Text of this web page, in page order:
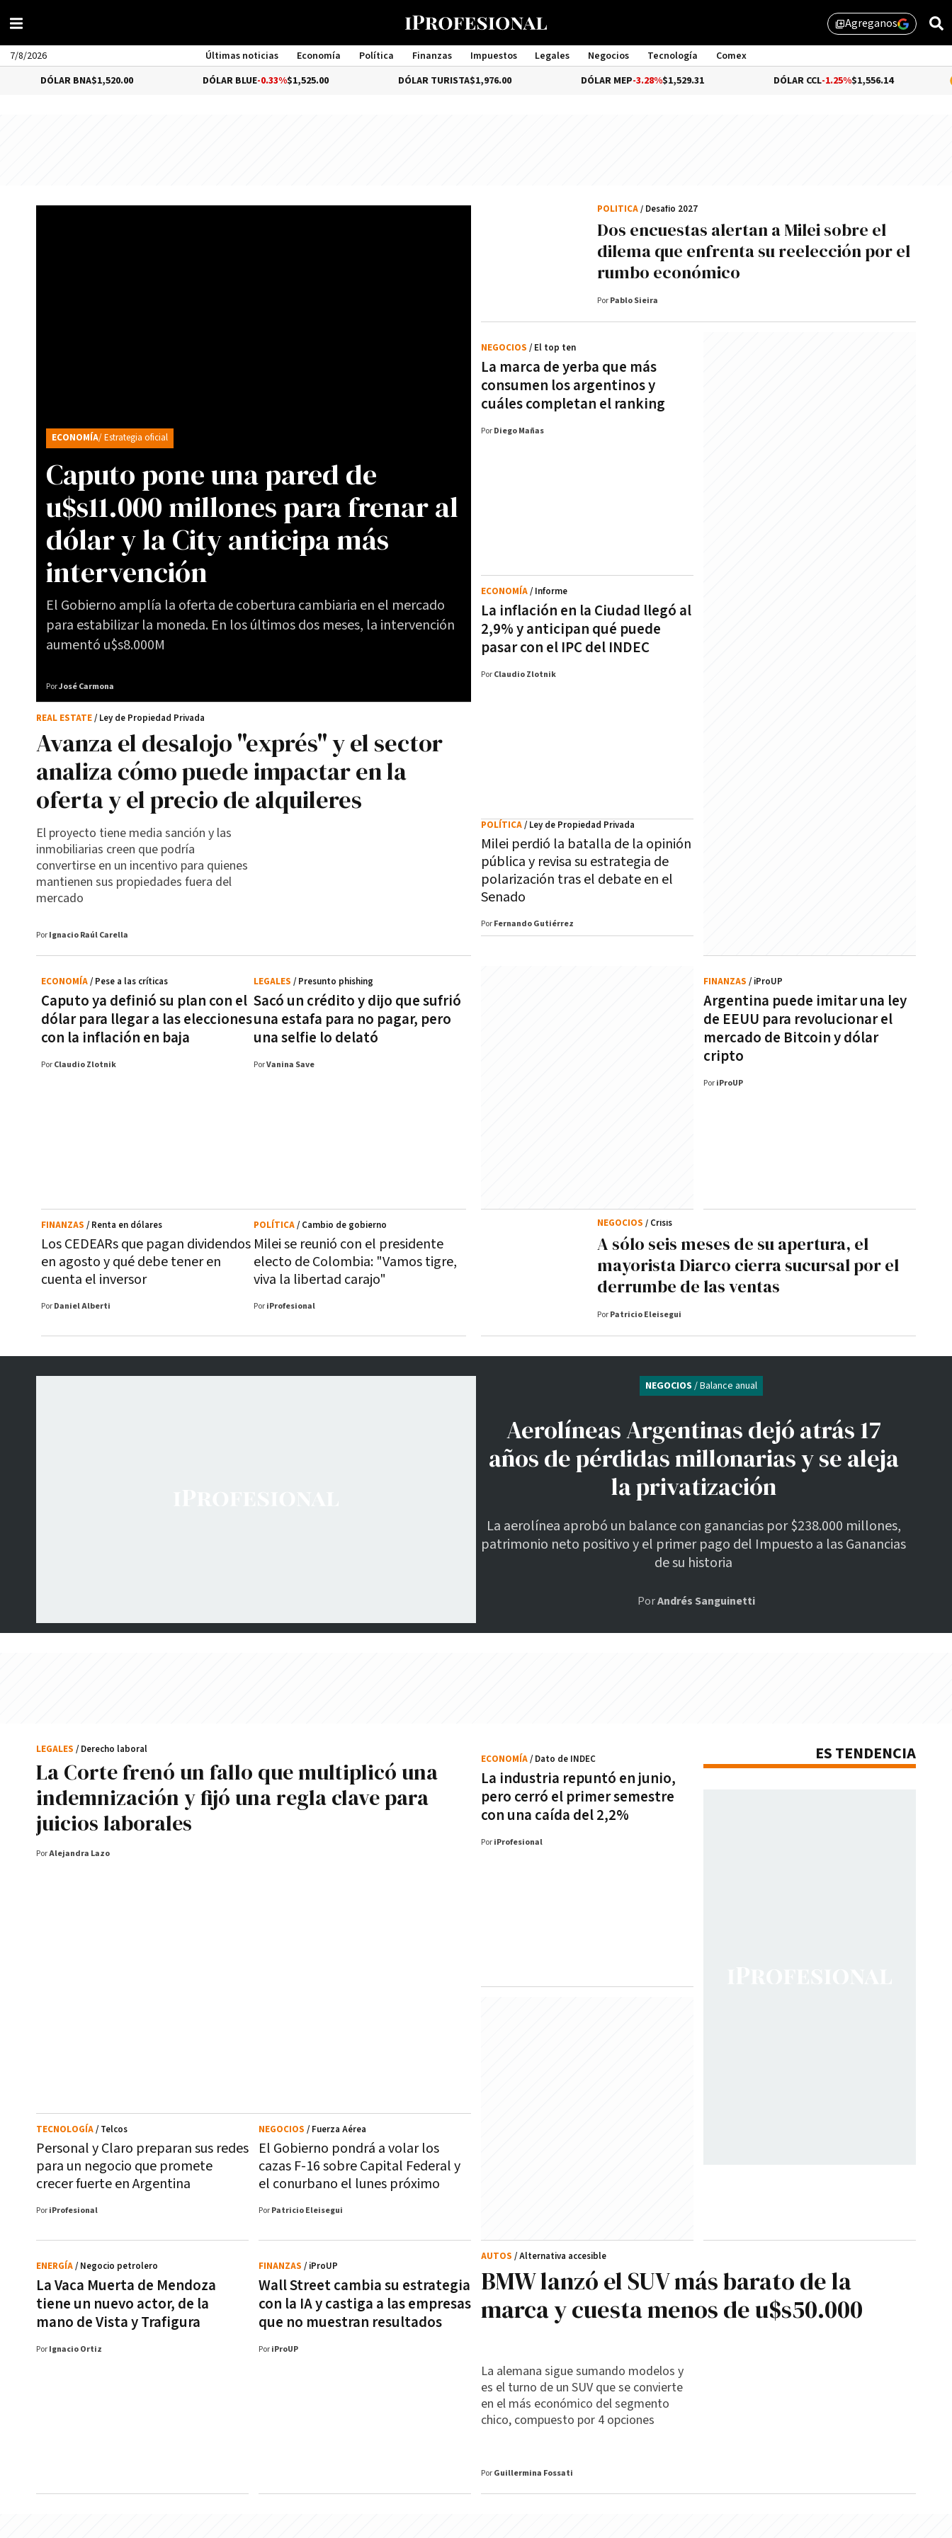
library_addAgreganos
7/8/2026 Últimas noticias Economía Política Finanzas Impuestos Legales Negocios Tecnología
Comex
Management
DÓLAR BNA$1,520.00 DÓLAR BLUE-0.33%$1,525.00 DÓLAR TURISTA $1,976.00 DÓLAR MEP-3.28%$1,529.31 DÓLAR CCL-1.25%$1,556.14
Caputo pone una pared de
u$s11.000 millones para frenar al
dólar y la City anticipa más
intervención
El Gobierno amplía la oferta de cobertura cambiaria en el mercado
para estabilizar la moneda. En los últimos dos meses, la intervención
aumentó u$s8.000M
ECONOMÍA/ Estrategia oficial
PorJosé Carmona
Avanza el desalojo "exprés" y el sector
analiza cómo puede impactar en la
oferta y el precio de alquileres
El proyecto tiene media sanción y las
inmobiliarias creen que podría
convertirse en un incentivo para quienes
mantienen sus propiedades fuera del
mercado
REAL ESTATE/ Ley de Propiedad Privada
Por Ignacio Raúl Carella
La marca de yerba que más
consumen los argentinos y
cuáles completan el ranking
NEGOCIOS / El top ten
Por Diego Mañas
La inflación en la Ciudad llegó al
2,9% y anticipan qué puede
pasar con el IPC del INDEC
ECONOMÍA/ Informe
Por Claudio Zlotnik
Milei perdió la batalla de la opinión
pública y revisa su estrategia de
polarización tras el debate en el
Senado
POLÍTICA/ Ley de Propiedad Privada
Por Fernando Gutiérrez
Dos encuestas alertan a Milei sobre el
dilema que enfrenta su reelección por el
rumbo económico
POLÍTICA/ Desafío 2027
Por Pablo Sieira
Caputo ya definió su plan con el
dólar para llegar a las elecciones
con la inflación en baja
ECONOMÍA/ Pese a las críticas
Por Claudio Zlotnik
Sacó un crédito y dijo que sufrió
una estafa para no pagar, pero
una selfie lo delató
LEGALES / Presunto phishing
PorVanina Save
Los CEDEARs que pagan dividendos
en agosto y qué debe tener en
cuenta el inversor
FINANZAS / Renta en dólares
Por Daniel Alberti
Milei se reunió con el presidente
electo de Colombia: "Vamos tigre,
viva la libertad carajo"
POLÍTICA/ Cambio de gobierno
Por iProfesional
Argentina puede imitar una ley
de EEUU para revolucionar el
mercado de Bitcoin y dólar
cripto
FINANZAS / iProUP
Por iProUP
A sólo seis meses de su apertura, el
mayorista Diarco cierra sucursal por el
derrumbe de las ventas
NEGOCIOS / Crisis
Por Patricio Eleisegui
Aerolíneas Argentinas dejó atrás 17
años de pérdidas millonarias y se aleja
la privatización
NEGOCIOS / Balance anual
La aerolínea aprobó un balance con ganancias por $238.000 millones,
patrimonio neto positivo y el primer pago del Impuesto a las Ganancias
de su historia
PorAndrés Sanguinetti
La Corte frenó un fallo que multiplicó una
indemnización y fijó una regla clave para
juicios laborales
LEGALES / Derecho laboral
PorAlejandra Lazo
Personal y Claro preparan sus redes
para un negocio que promete
crecer fuerte en Argentina
TECNOLOGÍA/ Telcos
Por iProfesional
El Gobierno pondrá a volar los
cazas F-16 sobre Capital Federal y
el conurbano el lunes próximo
NEGOCIOS / Fuerza Aérea
Por Patricio Eleisegui
La industria repuntó en junio,
pero cerró el primer semestre
con una caída del 2,2%
ECONOMÍA/ Dato de INDEC
Por iProfesional
ES TENDENCIA
La Vaca Muerta de Mendoza
tiene un nuevo actor, de la
mano de Vista y Trafigura
ENERGÍA/ Negocio petrolero
Por Ignacio Ortiz
Wall Street cambia su estrategia
con la IA y castiga a las empresas
que no muestran resultados
FINANZAS / iProUP
Por iProUP
BMW lanzó el SUV más barato de la
marca y cuesta menos de u$s50.000
La alemana sigue sumando modelos y
es el turno de un SUV que se convierte
en el más económico del segmento
chico, compuesto por 4 opciones
AUTOS / Alternativa accesible
Por Guillermina Fossati